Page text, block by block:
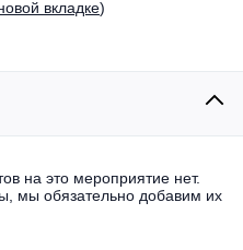
вкладке)
на это мероприятие нет.
мы обязательно добавим их